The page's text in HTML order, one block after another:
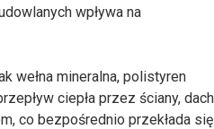
wpływa na
wełna mineralna, polistyren
ciepła przez ściany,
co bezpośrednio przekłada